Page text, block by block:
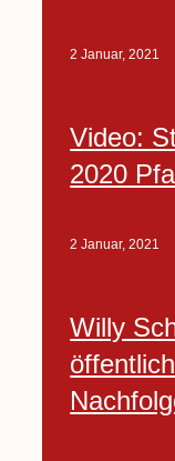
2 Januar, 2021
Video:
2020
2 Januar, 2021
Willy